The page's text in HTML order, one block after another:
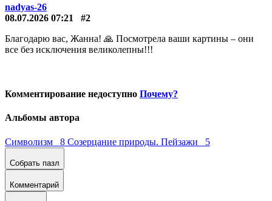
nadyas-26
08.07.2026 07:21
#2
Благодарю вас, Жанна! 🙏 Посмотрела ваши картины – они
все без исключения великолепны!!!
Комментирование недоступно Почему?
Альбомы автора
Символизм 8 Созерцание природы. Пейзажи 5
Собрать пазл
Комментарий